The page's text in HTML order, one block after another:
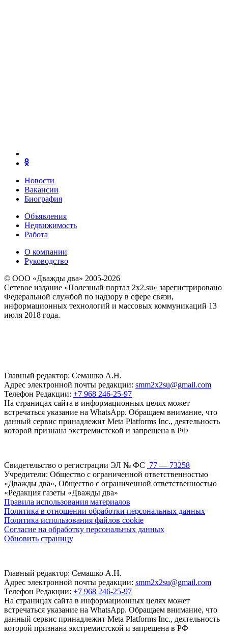
Новости
Вакансии
Биография
Объявления
Недвижимость
Работа
О компании
Руководство
© ООО «Дважды два» 2005-2026
Сетевое издание «Полезный портал 2x2.su» зарегистрировано
Федеральной службой по надзору в сфере связи,
информационных технологий и массовых коммуникаций 13
июля 2018 года.
Главный редактор: Семашко А.Н.
Адрес электронной почты редакции: smm2x2su@gmail.com
Телефон Редакции: +7 968 246-25-97
На страницах сайта в информационных целях может
встречаться указание на WhatsApp. Обращаем внимание, что
данный сервис принадлежит Meta Platforms Inc., деятельность
которой признана экстремистской и запрещена в РФ
Свидетельство о регистрации ЭЛ № ФС 77 — 73258
Учредители: Общество с ограниченной ответственностью
«Дважды два», Общество с ограниченной ответственностью
«Редакция газеты «Дважды два»
Правила использования материалов
Политика в отношении обработки персональных данных
Политика использования файлов cookie
Согласие на обработку персональных данных
Обновить страницу
Главный редактор: Семашко А.Н.
Адрес электронной почты редакции: smm2x2su@gmail.com
Телефон Редакции: +7 968 246-25-97
На страницах сайта в информационных целях может
встречаться указание на WhatsApp. Обращаем внимание, что
данный сервис принадлежит Meta Platforms Inc., деятельность
которой признана экстремистской и запрещена в РФ